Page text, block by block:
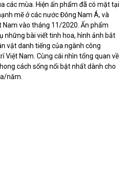
các mùa. Hiện ấn phẩm đã có mặt tại
mẽ ở các nước Đông Nam Á, và
vào tháng 11/2020. Ấn phẩm
những bài viết tinh hoa, hình ảnh bắt
vật danh tiếng của ngành công
Việt Nam. Cùng cái nhìn tổng quan về
cách sống nổi bật nhất dành cho
năm.